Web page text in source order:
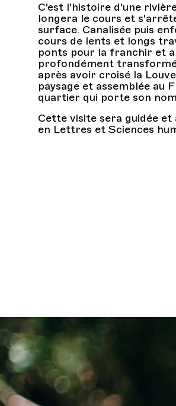
C'est l'histoire d'une
longera le cours et
surface. Canalisée puis
cours de lents et longs
ponts pour la franchir et
profondément
après avoir croisé la
paysage et assemblée au
quartier qui porte son
Cette visite sera guidée
en Lettres et Sciences